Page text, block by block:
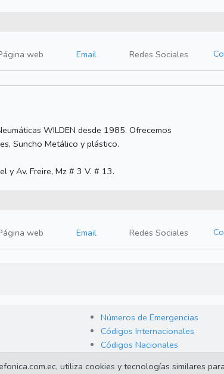
web Email Redes Sociales
WILDEN desde 1985. Ofrecemos
Suncho Metálico y plástico.
y Av. Freire, Mz # 3 V. # 13.
web Email Redes Sociales
Números de Emergencias
Códigos Internacionales
Códigos Nacionales
utiliza cookies y tecnologías similares